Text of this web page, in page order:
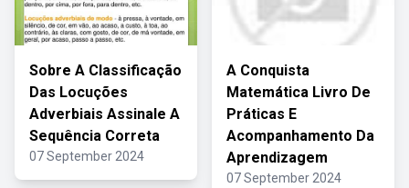
Sobre A Classificação
Das Locuções
Adverbiais Assinale A
Sequência Correta
07 September 2024
A Conquista
Matemática Livro De
Práticas E
Acompanhamento Da
Aprendizagem
07 September 2024